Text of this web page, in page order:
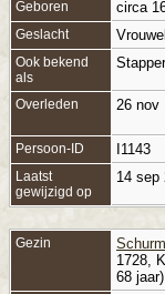
Geboren circa
Geslacht
Ook bekend
als
Overleden 26 nov
Persoon-ID I1143
Laatst
gewijzigd op
14 sep
Gezin
1728,
68 jaar)